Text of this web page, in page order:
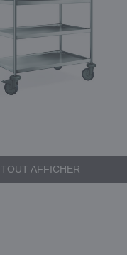
TOUT AFFICHER